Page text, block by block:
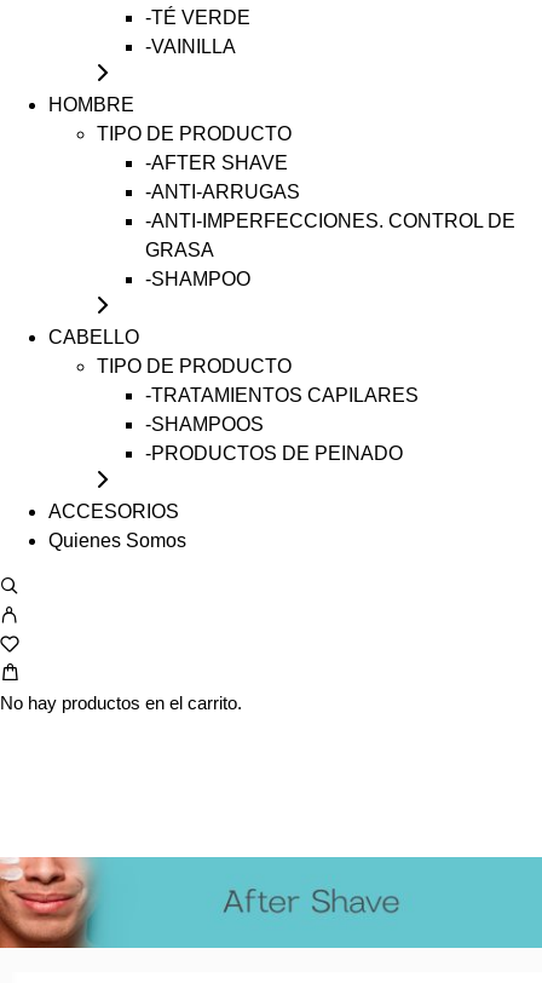
-TÉ VERDE
-VAINILLA
HOMBRE
TIPO DE PRODUCTO
-AFTER SHAVE
-ANTI-ARRUGAS
-ANTI-IMPERFECCIONES. CONTROL DE
GRASA
-SHAMPOO
CABELLO
TIPO DE PRODUCTO
-TRATAMIENTOS CAPILARES
-SHAMPOOS
-PRODUCTOS DE PEINADO
ACCESORIOS
Quienes Somos
No hay productos en el carrito.